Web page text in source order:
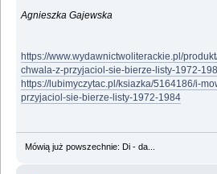
Agnieszka Gajewska
https://www.wydawnictwoliterackie.pl/
chwala-z-przyjaciol-sie-bierze-listy-1972-
https://lubimyczytac.pl/ksiazka/5164186/i-
przyjaciol-sie-bierze-listy-1972-1984
Mówią już powszechnie: Di - da...